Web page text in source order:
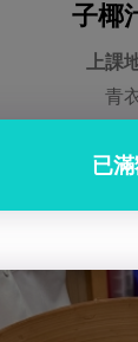
子椰
上課
青
已